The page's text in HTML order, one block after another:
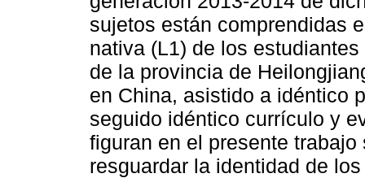
sujetos están comprendidas
nativa (L1) de los
de la provincia de
en China, asistido a idéntico
seguido idéntico currículo y
figuran en el presente
resguardar la identidad de